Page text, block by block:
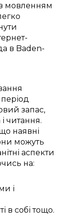
мовленням
в Baden-
період
запас,
і читання.
що наявні
можуть
аспекти
на:
і
в собі тощо.